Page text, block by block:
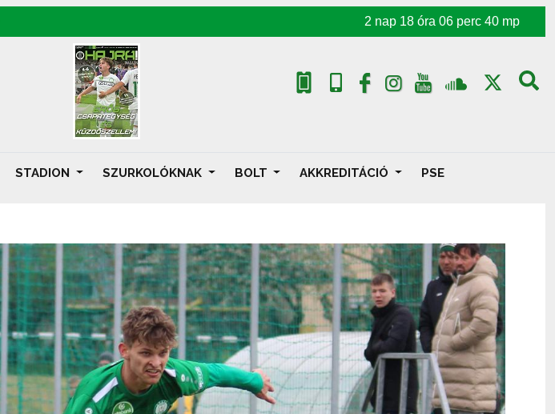
2 nap 18 óra 06 perc 38 mp
STADION SZURKOLÓKNAK BOLT AKKREDITÁCIÓ PSE